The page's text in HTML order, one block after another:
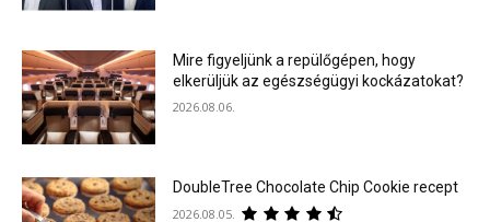
Mire figyeljünk a repülőgépen, hogy
elkerüljük az egészségügyi kockázatokat?
2026.08.06.
DoubleTree Chocolate Chip Cookie recept
2026.08.05.